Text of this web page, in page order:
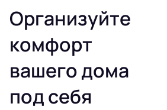
Организуйте
комфорт
вашего дома
под себя